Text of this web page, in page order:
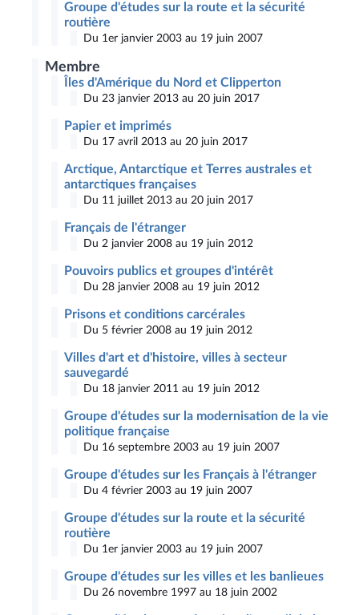
Groupe d'études sur la route et la sécurité
routière
Du 1er janvier 2003 au 19 juin 2007
Membre
Îles d'Amérique du Nord et Clipperton
Du 23 janvier 2013 au 20 juin 2017
Papier et imprimés
Du 17 avril 2013 au 20 juin 2017
Arctique, Antarctique et Terres australes et
antarctiques françaises
Du 11 juillet 2013 au 20 juin 2017
Français de l'étranger
Du 2 janvier 2008 au 19 juin 2012
Pouvoirs publics et groupes d'intérêt
Du 28 janvier 2008 au 19 juin 2012
Prisons et conditions carcérales
Du 5 février 2008 au 19 juin 2012
Villes d'art et d'histoire, villes à secteur
sauvegardé
Du 18 janvier 2011 au 19 juin 2012
Groupe d'études sur la modernisation de la vie
politique française
Du 16 septembre 2003 au 19 juin 2007
Groupe d'études sur les Français à l'étranger
Du 4 février 2003 au 19 juin 2007
Groupe d'études sur la route et la sécurité
routière
Du 1er janvier 2003 au 19 juin 2007
Groupe d'études sur les villes et les banlieues
Du 26 novembre 1997 au 18 juin 2002